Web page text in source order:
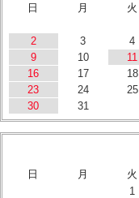
日
月 火
2
3 4
9
10 11
16
17 18
23
24 25
30
31
日
月 火
1